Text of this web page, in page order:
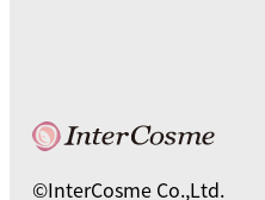
©InterCosme Co.,Ltd.